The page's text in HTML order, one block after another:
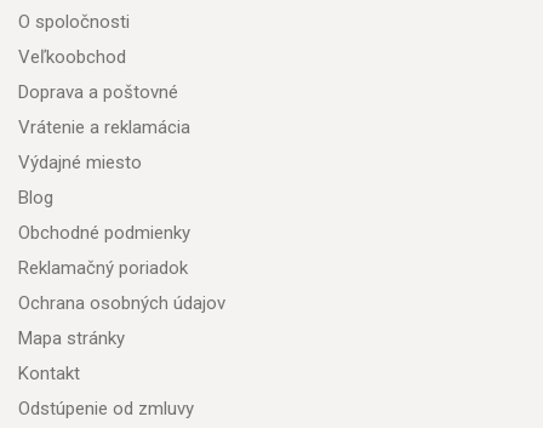
O spoločnosti
Veľkoobchod
Doprava a poštovné
Vrátenie a reklamácia
Výdajné miesto
Blog
Obchodné podmienky
Reklamačný poriadok
Ochrana osobných údajov
Mapa stránky
Kontakt
Odstúpenie od zmluvy